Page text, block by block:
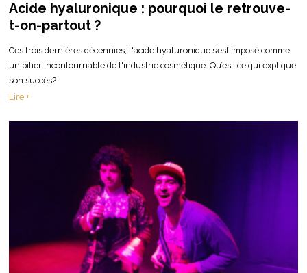
Acide hyaluronique : pourquoi le retrouve-
t-on-partout ?
Ces trois dernières décennies, l'acide hyaluronique s’est imposé comme
un pilier incontournable de l'industrie cosmétique. Qu’est-ce qui explique
son succès?
Lire +